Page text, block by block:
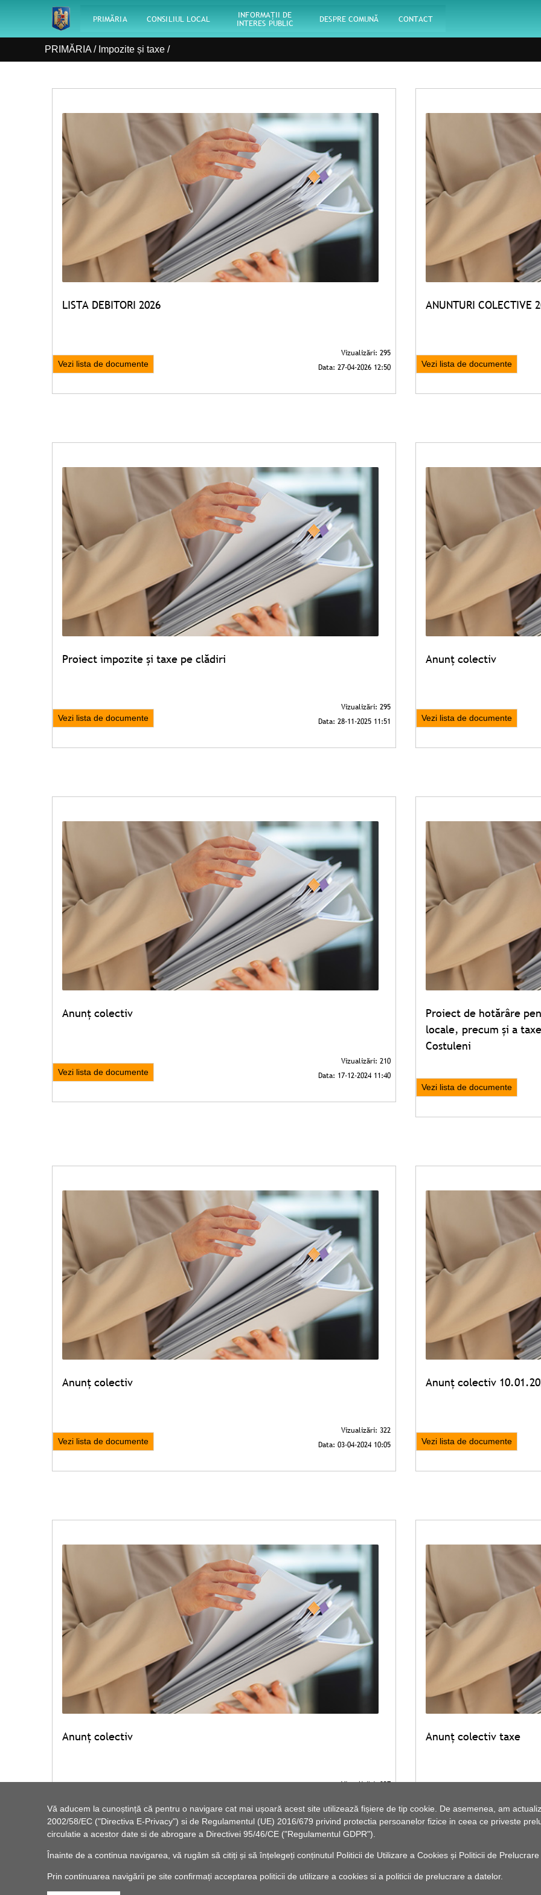
Vă aducem la cunoștință că pentru o navigare cat mai ușoară acest site utilizează fișiere de tip cookie. De asemenea, am
2002/58/EC ("Directiva E-Privacy") si de Regulamentul (UE) 2016/679 privind protectia persoanelor fizice in ceea ce priveste
circulatie a acestor date si de abrogare a Directivei 95/46/CE ("Regulamentul GDPR").
Înainte de a continua navigarea, vă rugăm să citiți și să înțelegeți conținutul Politicii de Utilizare a Cookiesși Politicii de
Prin continuarea navigării pe site confirmați acceptarea politicii de utilizare a cookies si a politicii de prelucrare a datelor.
PRIMĂRIA CONSILIUL LOCAL INFORMAŢII DE
INTERES PUBLIC DESPRE COMUNĂ CONTACT
PRIMĂRIA / Impozite și taxe /
LISTA DEBITORI 2026
Vezi lista de documente
ANUNTURI COLECTIVE
Vezi lista de documente
Proiect impozite și taxe pe clădiri
Vezi lista de documente
Anunț colectiv
Vezi lista de documente
Anunț colectiv
Vezi lista de documente
Proiect de hotărâre
locale, precum și a
Costuleni
Vezi lista de documente
Anunț colectiv
Vezi lista de documente
Anunț colectiv
Vezi lista de documente
Anunț colectiv Anunț colectiv taxe
1 2 > »